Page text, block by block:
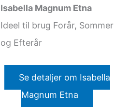
Isabella Magnum Etna
Ideel til brug Forår, Sommer
og Efterår
Se detaljer om Isabella
Magnum Etna